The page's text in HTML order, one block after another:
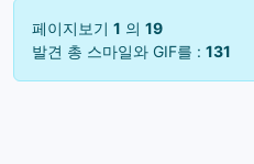
페이지보기 1 의 19
발견 총 스마일와 GIF를 : 131